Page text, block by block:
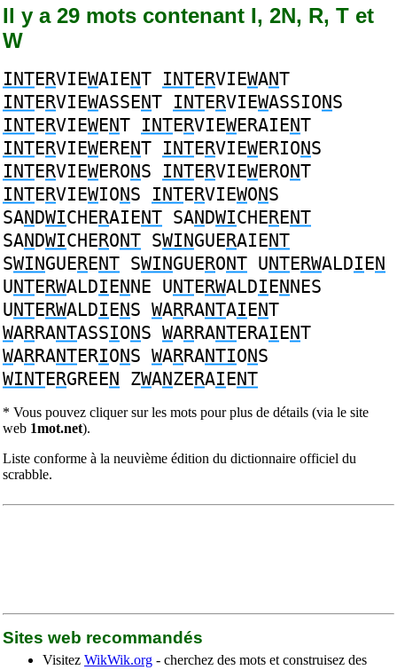
Il y a 29 mots contenant I, 2N, R, T et
W
INTERVIEWAIENT INTERVIEWANT
INTERVIEWASSENT INTERVIEWASSIONS
INTERVIEWENT INTERVIEWERAIENT
INTERVIEWERENT INTERVIEWERIONS
INTERVIEWERONS INTERVIEWERONT
INTERVIEWIONS INTERVIEWONS
SANDWICHERAIENT SANDWICHERENT
SANDWICHERONT SWINGUERAIENT
SWINGUERENT SWINGUERONT UNTERWALDIEN
UNTERWALDIENNE UNTERWALDIENNES
UNTERWALDIENS WARRANTAIENT
WARRANTASSIONS WARRANTERAIENT
WARRANTERIONS WARRANTIONS
WINTERGREEN ZWANZERAIENT
* Vous pouvez cliquer sur les mots pour plus de détails (via le site
web 1mot.net).
Liste conforme à la neuvième édition du dictionnaire officiel du
scrabble.
Sites web recommandés
Visitez WikWik.org - cherchez des mots et construisez des